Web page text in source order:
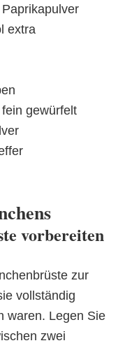
extra
gewürfelt
vorbereiten
zur
vollständig
waren. Legen Sie
zwei